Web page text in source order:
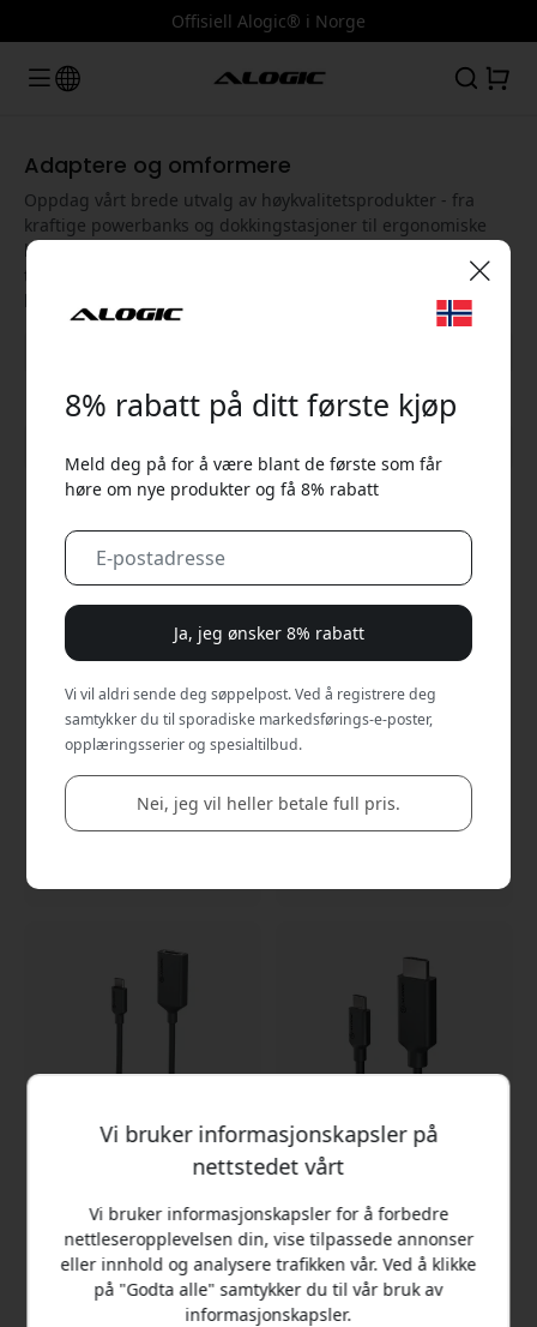
Offisiell Alogic® i Norge
Adaptere og omformere
Oppdag vårt brede utvalg av høykvalitetsprodukter - fra
kraftige powerbanks og dokkingstasjoner til ergonomiske
holdere for bærbare datamaskiner og 4K-skjermer. Alogic
tilbyr smarte løsninger som forbedrer ytelsen og
brukeropplevelsen til enhetene dine.
Bluetooth-lydsender for
3,5 mm-uttak, fly og to
Bluetooth-hodetelefoner
1 USB-C-adapter med
HDMI, USB-A, 4K 60 Hz og
100 W Power Delivery
til HDMI-adapter for 4K
60 Hz, HDMI 2.0 og
Thunderbolt med støtte
for DP Alt Mode - Svart
299 NOK
til HDMI-kabel med støtte
for 4K, HDMI 2.0 og
lengde på 2 m for skjerm,
TV og projektor - Svart
429 NOK
Vi bruker informasjonskapsler på
nettstedet vårt
Vi bruker informasjonskapsler for å forbedre
nettleseropplevelsen din, vise tilpassede annonser
eller innhold og analysere trafikken vår. Ved å klikke
på "Godta alle" samtykker du til vår bruk av
informasjonskapsler.
8% rabatt på ditt første kjøp
Meld deg på for å være blant de første som får
høre om nye produkter og få 8% rabatt
Ja, jeg ønsker 8% rabatt
Vi vil aldri sende deg søppelpost. Ved å registrere deg
samtykker du til sporadiske markedsførings-e-poster,
opplæringsserier og spesialtilbud.
Nei, jeg vil heller betale full pris.
🎉 Din rabattkode: